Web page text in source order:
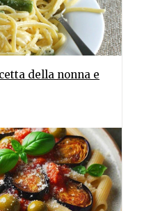
della nonna e